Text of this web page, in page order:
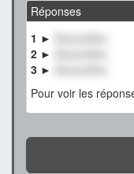
Réponses
1 ►
2 ►
3 ►
Pour voir les